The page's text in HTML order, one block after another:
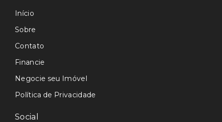
Início
Sobre
Contato
Financie
Negocie seu Imóvel
Política de Privacidade
Social